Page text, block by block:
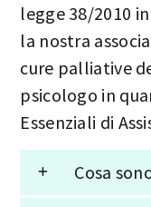
legge 38/2010
la nostra
cure palliative
psicologo in
Essenziali di
Cosa